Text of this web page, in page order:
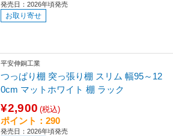
発売日：2026年頃発売
お取り寄せ
平安伸銅工業
つっぱり棚 突っ張り棚 スリム 幅95～12
0cm マットホワイト 棚 ラック
¥2,900 (税込)
ポイント：290
発売日：2026年頃発売